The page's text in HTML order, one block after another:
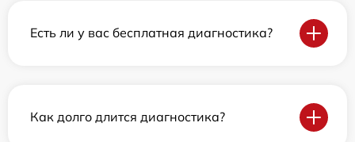
Есть ли у вас бесплатная диагностика?
Как долго длится диагностика?